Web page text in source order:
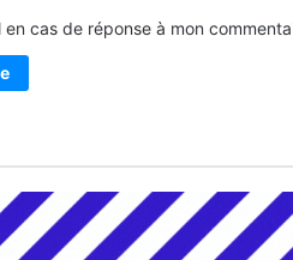
cas de réponse à mon